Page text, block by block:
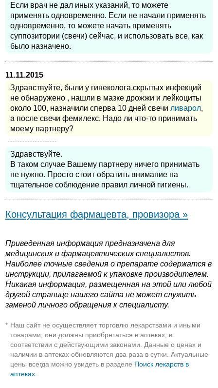
Если врач не дал иных указаний, то можете
применять одновременно. Если не начали применять
одновременно, то можете начать применять
суппозитории (свечи) сейчас, и использовать все, как
было назначено.
11.11.2015
Здравствуйте, были у гинеколога,скрытых инфекций
не обнаружено , нашли в мазке дрожжи и лейкоциты
около 100, назначили сперва 10 дней свечи ливарол,
а после свечи фемилекс. Надо ли что-то принимать
моему партнеру?
Здравствуйте.
В таком случае Вашему партнеру ничего принимать
не нужно. Просто стоит обратить внимание на
тщательное соблюдение правил личной гигиены.
Консультация фармацевта, провизора »
Приведенная информация предназначена для
медицинских и фармацевтических специалистов.
Наиболее точные сведения о препарате содержатся в
инструкции, прилагаемой к упаковке производителем.
Никакая информация, размещенная на этой или любой
другой странице нашего сайта не может служить
заменой личного обращения к специалисту.
* Наш сайт не осуществляет торговлю лекарствами и иными
товарами, они должны приобретаться в аптеках, в
соответствии с действующими законами. Данные о ценах и
наличии в аптеках обновляются два раза в сутки. Актуальные
цены всегда можно увидеть в разделе Поиск лекарств в
аптеках.